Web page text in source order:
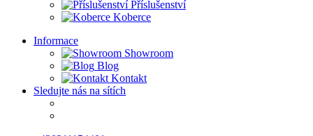
Příslušenství
Koberce
Informace
Showroom
Blog
Kontakt
Sledujte nás na sítích